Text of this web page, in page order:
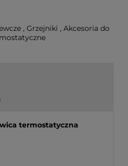
, Grzejniki , Akcesoria do
nim znajdują.
termostatyczna